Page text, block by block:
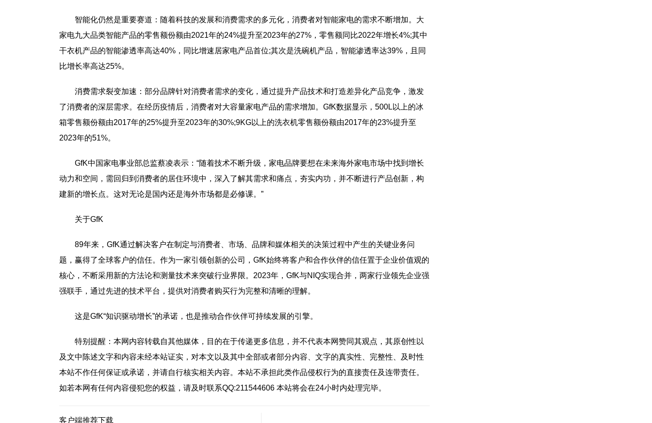
智能化仍然是重要赛道：随着科技的发展和消费需求的多元化，消费者对智能家电的需求不断增加。大
家电九大品类智能产品的零售额份额由2021年的24%提升至2023年的27%，零售额同比2022年增长4%;其中
干衣机产品的智能渗透率高达40%，同比增速居家电产品首位;其次是洗碗机产品，智能渗透率达39%，且同
比增长率高达25%。
消费需求裂变加速：部分品牌针对消费者需求的变化，通过提升产品技术和打造差异化产品竞争，激发
了消费者的深层需求。在经历疫情后，消费者对大容量家电产品的需求增加。GfK数据显示，500L以上的冰
箱零售额份额由2017年的25%提升至2023年的30%;9KG以上的洗衣机零售额份额由2017年的23%提升至
2023年的51%。
GfK中国家电事业部总监蔡凌表示：“随着技术不断升级，家电品牌要想在未来海外家电市场中找到增长
动力和空间，需回归到消费者的居住环境中，深入了解其需求和痛点，夯实内功，并不断进行产品创新，构
建新的增长点。这对无论是国内还是海外市场都是必修课。”
关于GfK
89年来，GfK通过解决客户在制定与消费者、市场、品牌和媒体相关的决策过程中产生的关键业务问
题，赢得了全球客户的信任。作为一家引领创新的公司，GfK始终将客户和合作伙伴的信任置于企业价值观的
核心，不断采用新的方法论和测量技术来突破行业界限。2023年，GfK与NIQ实现合并，两家行业领先企业强
强联手，通过先进的技术平台，提供对消费者购买行为完整和清晰的理解。
这是GfK“知识驱动增长”的承诺，也是推动合作伙伴可持续发展的引擎。
特别提醒： 本网内容转载自其他媒体，目的在于传递更多信息，并不代表本网赞同其观点，其原创性以
及文中陈述文字和内容未经本站证实，对本文以及其中全部或者部分内容、文字的真实性、完整性、及时性
本站不作任何保证或承诺，并请自行核实相关内容。本站不承担此类作品侵权行为的直接责任及连带责任。
如若本网有任何内容侵犯您的权益，请及时联系QQ:211544606 本站将会在24小时内处理完毕。
客户端推荐下载